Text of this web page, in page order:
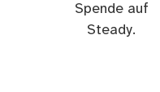
Spende auf
Steady.